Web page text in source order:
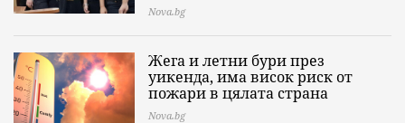
Nova.bg
Жега и летни бури през
уикенда, има висок риск от
пожари в цялата страна
Nova.bg